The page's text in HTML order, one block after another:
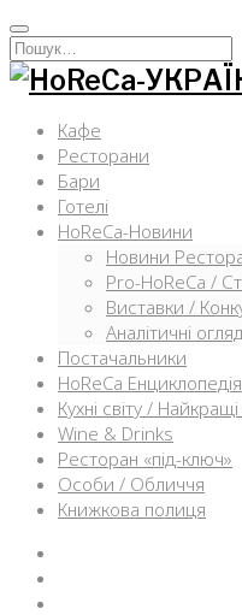
Перейти
к
содержимому
Искать:
Кафе
Ресторани
Бари
Готелі
HoReCa-Новини
Новини
Pro-HoReCa /
Виставки /
Аналітичні
Постачальники
HoReCa Енциклопедія
Кухні світу /
Wine & Drinks
Ресторан «під-ключ»
Особи / Обличчя
Книжкова полиця